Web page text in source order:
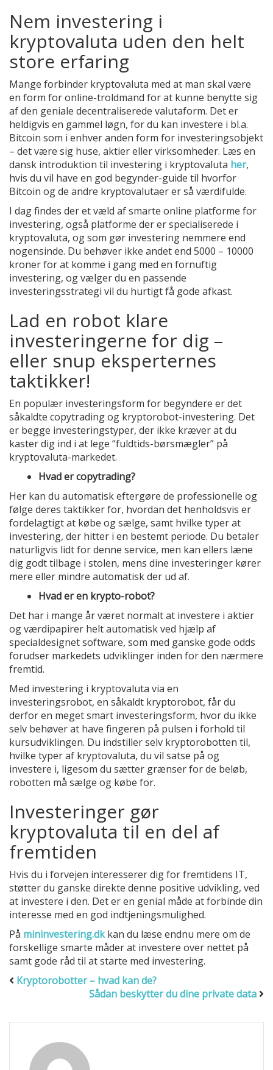
Nem investering i
kryptovaluta uden den helt
store erfaring
Mange forbinder kryptovaluta med at man skal være
en form for online-troldmand for at kunne benytte sig
af den geniale decentraliserede valutaform. Det er
heldigvis en gammel løgn, for du kan investere i bl.a.
Bitcoin som i enhver anden form for investeringsobjekt
– det være sig huse, aktier eller virksomheder. Læs en
dansk introduktion til investering i kryptovaluta her,
hvis du vil have en god begynder-guide til hvorfor
Bitcoin og de andre kryptovalutaer er så værdifulde.
I dag findes der et væld af smarte online platforme for
investering, også platforme der er specialiserede i
kryptovaluta, og som gør investering nemmere end
nogensinde. Du behøver ikke andet end 5000 – 10000
kroner for at komme i gang med en fornuftig
investering, og vælger du en passende
investeringsstrategi vil du hurtigt få gode afkast.
Lad en robot klare
investeringerne for dig –
eller snup eksperternes
taktikker!
En populær investeringsform for begyndere er det
såkaldte copytrading og kryptorobot-investering. Det
er begge investeringstyper, der ikke kræver at du
kaster dig ind i at lege “fuldtids-børsmægler” på
kryptovaluta-markedet.
Hvad er copytrading?
Her kan du automatisk eftergøre de professionelle og
følge deres taktikker for, hvordan det henholdsvis er
fordelagtigt at købe og sælge, samt hvilke typer at
investering, der hitter i en bestemt periode. Du betaler
naturligvis lidt for denne service, men kan ellers læne
dig godt tilbage i stolen, mens dine investeringer kører
mere eller mindre automatisk der ud af.
Hvad er en krypto-robot?
Det har i mange år været normalt at investere i aktier
og værdipapirer helt automatisk ved hjælp af
specialdesignet software, som med ganske gode odds
forudser markedets udviklinger inden for den nærmere
fremtid.
Med investering i kryptovaluta via en
investeringsrobot, en såkaldt kryptorobot, får du
derfor en meget smart investeringsform, hvor du ikke
selv behøver at have fingeren på pulsen i forhold til
kursudviklingen. Du indstiller selv kryptorobotten til,
hvilke typer af kryptovaluta, du vil satse på og
investere i, ligesom du sætter grænser for de beløb,
robotten må sælge og købe for.
Investeringer gør
kryptovaluta til en del af
fremtiden
Hvis du i forvejen interesserer dig for fremtidens IT,
støtter du ganske direkte denne positive udvikling, ved
at investere i den. Det er en genial måde at forbinde din
interesse med en god indtjeningsmulighed.
På mininvestering.dkkan du læse endnu mere om de
forskellige smarte måder at investere over nettet på
samt gode råd til at starte med investering.
Kryptorobotter – hvad kan de?
Sådan beskytter du dine private data